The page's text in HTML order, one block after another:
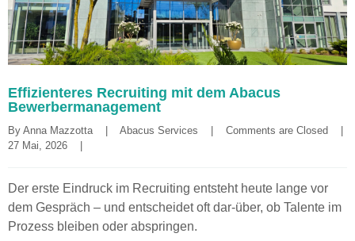
Effizienteres Recruiting mit dem Abacus
Bewerbermanagement
By Anna Mazzotta Abacus Services Comments are Closed
27 Mai, 2026
Der erste Eindruck im Recruiting entsteht heute lange vor
dem Gespräch – und entscheidet oft dar-über, ob Talente im
Prozess bleiben oder abspringen.